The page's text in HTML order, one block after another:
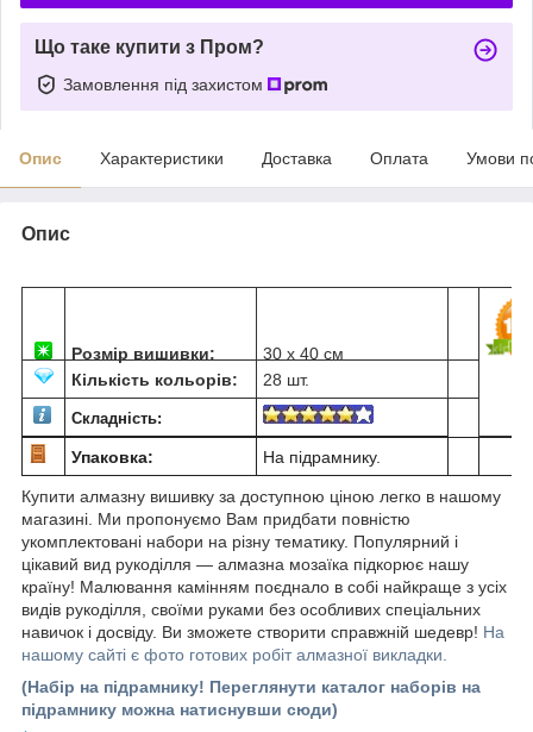
Що таке купити з Пром?
Замовлення під захистом
Опис Характеристики Доставка Оплата Умови
Опис
Розмір вишивки:
30 х 40 см
Кількість кольорів:
28 шт.
Складність:
Упаковка: На підрамнику.
Купити алмазну вишивку за доступною ціною легко в нашому
магазині. Ми пропонуємо Вам придбати повністю
укомплектовані набори на різну тематику. Популярний і
цікавий вид рукоділля ― алмазна мозаїка підкорює нашу
країну! Малювання камінням поєднало в собі найкраще з усіх
видів рукоділля, своїми руками без особливих спеціальних
навичок і досвіду. Ви зможете створити справжній шедевр! На
нашому сайті є фото готових робіт алмазної викладки.
(Набір на підрамнику! Переглянути каталог наборів на
підрамнику можна натиснувши сюди)